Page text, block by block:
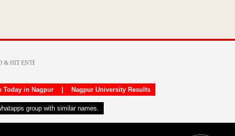
Today in Nagpur| Nagpur University Results
group with similar names.